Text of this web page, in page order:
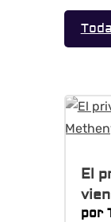
El
por